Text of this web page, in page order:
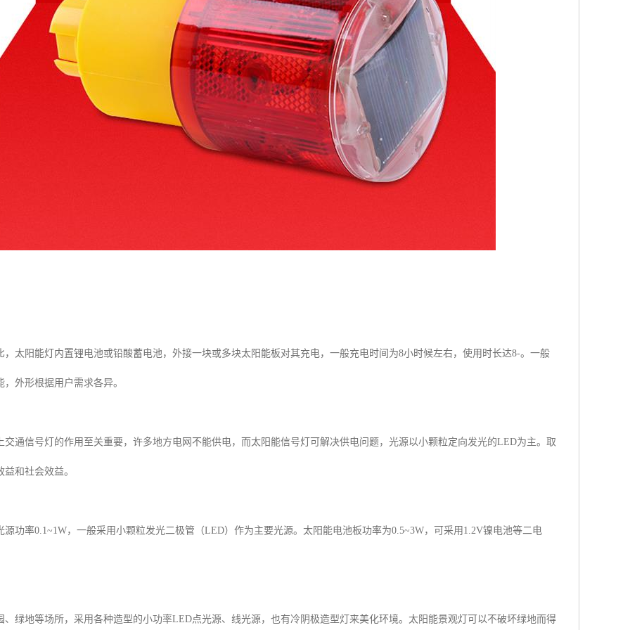
，太阳能灯内置锂电池或铅酸蓄电池，外接一块或多块太阳能板对其充电，一般充电时间为8小时候左右，使用时长达8-。一般
外形根据用户需求各异。
交通信号灯的作用至关重要，许多地方电网不能供电，而太阳能信号灯可解决供电问题，光源以小颗粒定向发光的LED为主。取
和社会效益。
源功率0.1~1W，一般采用小颗粒发光二极管（LED）作为主要光源。太阳能电池板功率为0.5~3W，可采用1.2V镍电池等二电
、绿地等场所，采用各种造型的小功率LED点光源、线光源，也有冷阴极造型灯来美化环境。太阳能景观灯可以不破坏绿地而得